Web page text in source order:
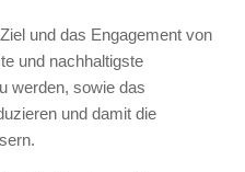
und das Engagement von
und nachhaltigste
werden, sowie das
und damit die